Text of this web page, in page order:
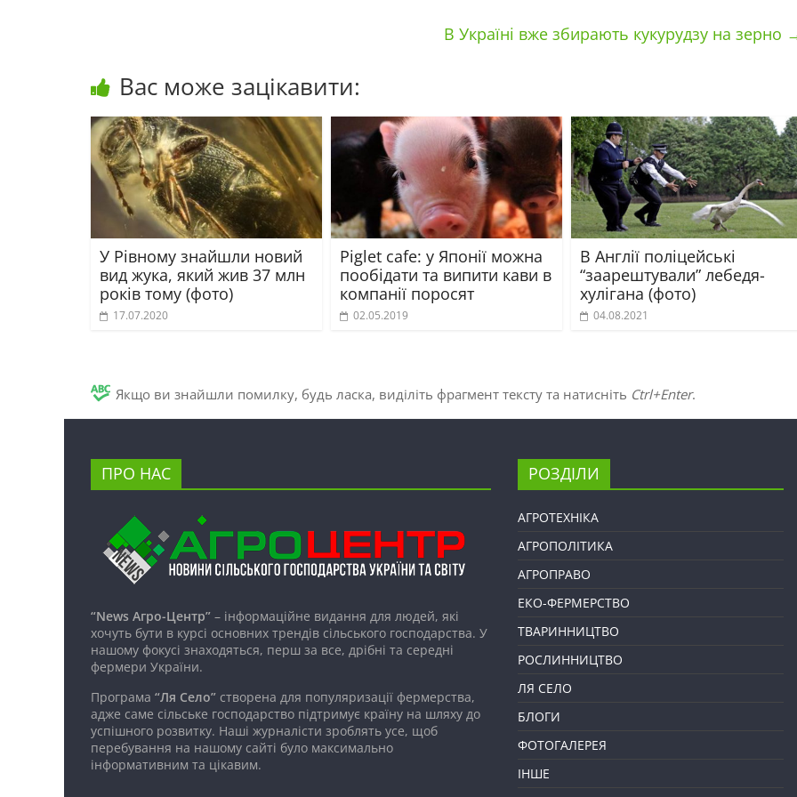
В Україні вже збирають кукурудзу на зерно
Вас може зацікавити:
У Рівному знайшли новий
вид жука, який жив 37 млн
років тому (фото)
17.07.2020
Piglet cafe: у Японії можна
пообідати та випити кави в
компанії поросят
02.05.2019
В Англії поліцейські
“заарештували” лебедя-
хулігана (фото)
04.08.2021
Якщо ви знайшли помилку, будь ласка, виділіть фрагмент тексту та натисніть Ctrl+Enter.
ПРО НАС
“News Агро-Центр” – інформаційне видання для людей, які
хочуть бути в курсі основних трендів сільського господарства. У
нашому фокусі знаходяться, перш за все, дрібні та середні
фермери України.
Програма “Ля Село” створена для популяризації фермерства,
адже саме сільське господарство підтримує країну на шляху до
успішного розвитку. Наші журналісти зроблять усе, щоб
перебування на нашому сайті було максимально
інформативним та цікавим.
РОЗДІЛИ
АГРОТЕХНІКА
АГРОПОЛІТИКА
АГРОПРАВО
ЕКО-ФЕРМЕРСТВО
ТВАРИННИЦТВО
РОСЛИННИЦТВО
ЛЯ СЕЛО
БЛОГИ
ФОТОГАЛЕРЕЯ
ІНШЕ